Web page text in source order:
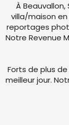
À
villa/maison
reportages
Notre Revenue
Forts de plus
meilleur jour.